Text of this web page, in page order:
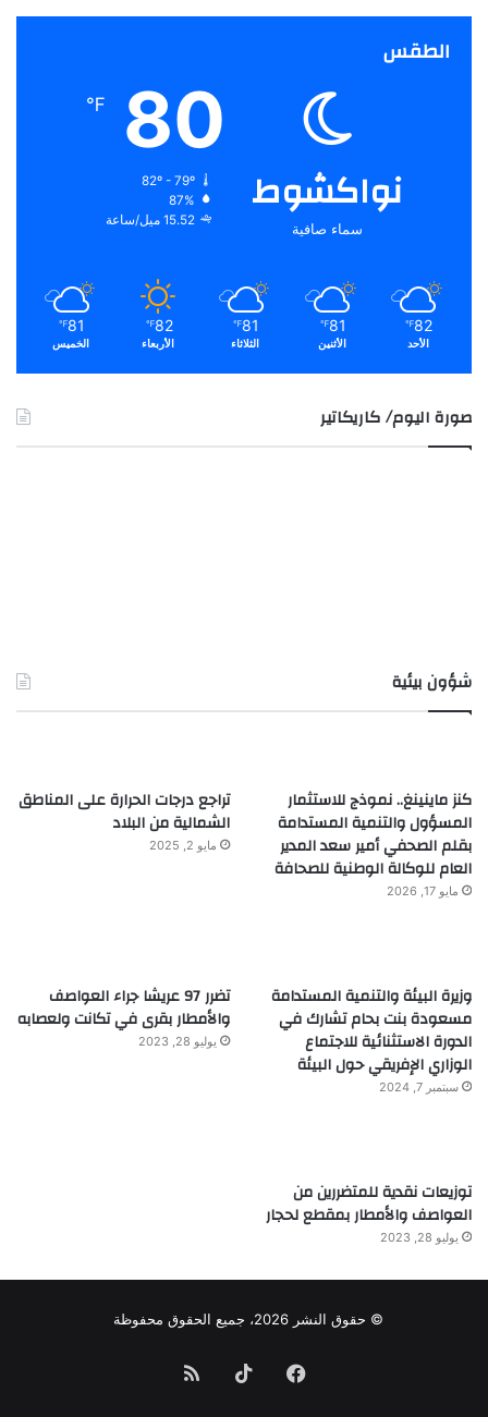
الطقس
نواكشوط
سماء صافية
80
℉
82º - 79º
87%
15.52 ميل/ساعة
82
℉
الأحد
81
℉
الأثنين
81
℉
الثلاثاء
82
℉
الأربعاء
81
℉
الخميس
صورة اليوم/ كاريكاتير
شؤون بيئية
كنز ماينينغ.. نموذج للاستثمار
المسؤول والتنمية المستدامة
بقلم الصحفي أمير سعد المدير
العام للوكالة الوطنية للصحافة
مايو 17, 2026
تراجع درجات الحرارة على المناطق
الشمالية من البلاد
مايو 2, 2025
وزيرة البيئة والتنمية المستدامة
مسعودة بنت بحام تشارك في
الدورة الاستثنائية للاجتماع
الوزاري الإفريقي حول البيئة
سبتمبر 7, 2024
تضرر 97 عريشا جراء العواصف
والأمطار بقرى في تكانت ولعصابه
يوليو 28, 2023
توزيعات نقدية للمتضررين من
العواصف والأمطار بمقطع لحجار
يوليو 28, 2023
© حقوق النشر 2026، جميع الحقوق محفوظة
فيسبوك TikTokملخص